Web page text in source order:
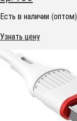
Есть в наличии (оптом)
Узнать цену